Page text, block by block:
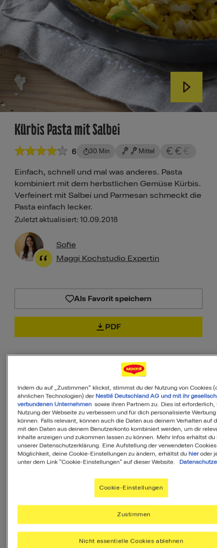
Kürbis Pasta mit Salbei
6 30 Min Mittel
Einfach, schnell und mal was anderes. Pasta
kombiniert mit dem herbstlichen Gemüse Kürbis.
Verfeinert mit Salbei und Parmesan schmeckt die
Pasta einfach lecker.
Zuletzt aktualisiert: 10.09.2018
Sofie
Maggi Kochstudio Expertin
Als Favorit speichern
PDF
90
von 100
MyMenu IQ™
Ist diese Mahlzeit
ausgewogen?
MyMenuIQ hilft Dir, deinen Körper mit
allen Nährstoffen zu versorgen, die Du
täglich brauchst.
Indem du auf „Zustimmen“ klickst, stimmst du der Nutzung von Cookies
ähnlichen Technologien) der Nestlé Deutschland AG und mit ihr
verbundenen Unternehmensowie ihren Partnern zu. Dies ist erforderlich,
Nutzung der Webseite zu verbessern und für dich personalisierte
können. Falls relevant, können auch die Daten aus deinem Verhalten auf
mit den Daten aus deinem Benutzerkonto kombiniert werden, um dir
Inhalte anzeigen und zukommen lassen zu können. Mehr Infos erhältst du
unserer Datenschutzerklärung. Eine Aufstellung der verwendeten
Möglichkeit, deine Cookie-Einstellungen zu ändern, erhältst du hieroder
unter dem Link "Cookie-Einstellungen" auf dieser Website.
Cookie-Einstellungen
Nicht essentielle Cookies ablehnen
Zustimmen